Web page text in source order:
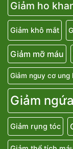
Giảm ho
Giảm khô mắt
Giảm mỡ máu
Giảm nguy cơ ung
Giảm
Giảm rụng tóc